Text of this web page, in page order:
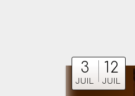
3
JUIL
12
JUIL